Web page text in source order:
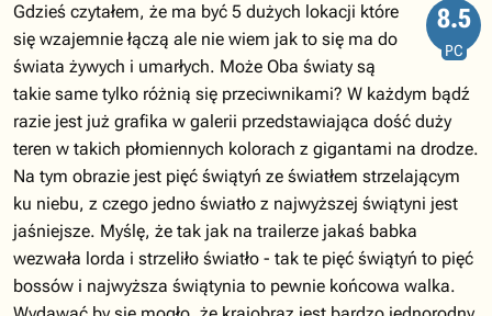
8.5
PC
Gdzieś czytałem, że ma być 5 dużych lokacji które
się wzajemnie łączą ale nie wiem jak to się ma do
świata żywych i umarłych. Może Oba światy są
takie same tylko różnią się przeciwnikami? W każdym bądź
razie jest już grafika w galerii przedstawiająca dość duży
teren w takich płomiennych kolorach z gigantami na drodze.
Na tym obrazie jest pięć świątyń ze światłem strzelającym
ku niebu, z czego jedno światło z najwyższej świątyni jest
jaśniejsze. Myślę, że tak jak na trailerze jakaś babka
wezwała lorda i strzeliło światło - tak te pięć świątyń to pięć
bossów i najwyższa świątynia to pewnie końcowa walka.